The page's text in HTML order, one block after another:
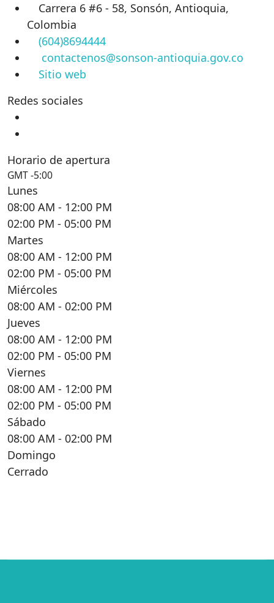
Carrera 6 #6 - 58, Sonsón, Antioquia,
Colombia
(604)8694444
contactenos@sonson-antioquia.gov.co
Sitio web
Redes sociales
Horario de apertura
GMT -5:00
Lunes
08:00 AM - 12:00 PM
02:00 PM - 05:00 PM
Martes
08:00 AM - 12:00 PM
02:00 PM - 05:00 PM
Miércoles
08:00 AM - 02:00 PM
Jueves
08:00 AM - 12:00 PM
02:00 PM - 05:00 PM
Viernes
08:00 AM - 12:00 PM
02:00 PM - 05:00 PM
Sábado
08:00 AM - 02:00 PM
Domingo
Cerrado